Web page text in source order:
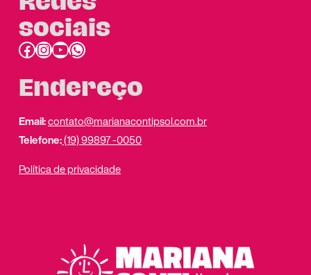
sociais
Facebook InstagramYoutube link do whatsapp
Endereço
Email:contato@marianacontipsol.com.br
Telefone:(19) 99897 -0050
Política de privacidade